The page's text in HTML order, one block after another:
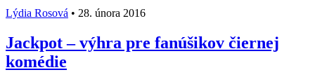
Lýdia Rosová • 28. února 2016
Jackpot – výhra pre fanúšikov čiernej
komédie